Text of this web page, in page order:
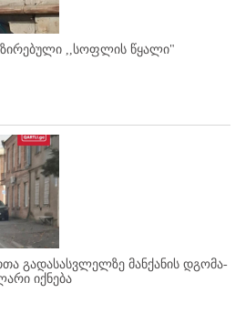
,,სოფლის წყალი"
გადასასვლელზე მანქანის დგომა-
იქნება